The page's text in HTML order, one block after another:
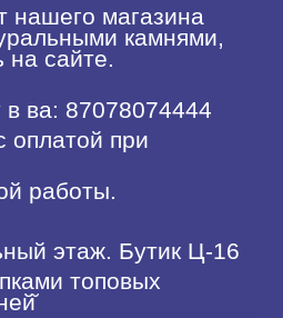
нашего магазина
камнями,
на сайте.
ва: 87078074444
оплатой при
работы.
этаж. Бутик Ц-16
топовых